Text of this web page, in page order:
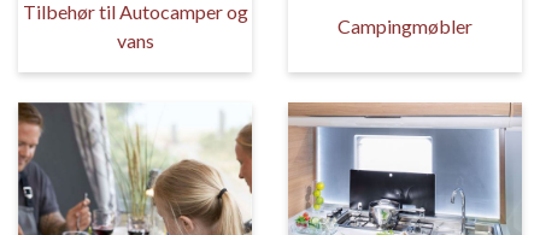
Tilbehør til Autocamper og
vans
Campingmøbler